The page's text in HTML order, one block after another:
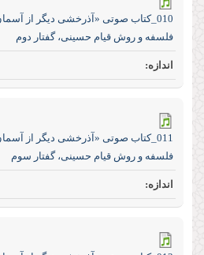
010_کتاب صوتی «آذرخشی‌ دیگر‌ از‌
فلسفه و روش قیام حسینی، گفتار دوم
011_کتاب صوتی «آذرخشی‌ دیگر‌ از‌
فلسفه و روش قیام حسینی، گفتار سوم